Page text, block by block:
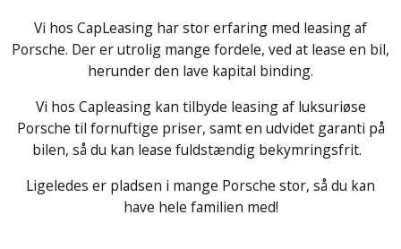
Vi hos CapLeasing har stor erfaring med leasing af
Porsche. Der er utrolig mange fordele, ved at lease en bil,
herunder den lave kapital binding.
Vi hos Capleasing kan tilbyde leasing af luksuriøse
Porsche til fornuftige priser, samt en udvidet garanti på
bilen, så du kan lease fuldstændig bekymringsfrit.
Ligeledes er pladsen i mange Porsche stor, så du kan
have hele familien med!